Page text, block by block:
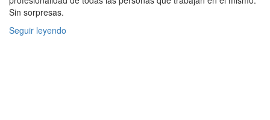
Sin sorpresas.
Seguir leyendo